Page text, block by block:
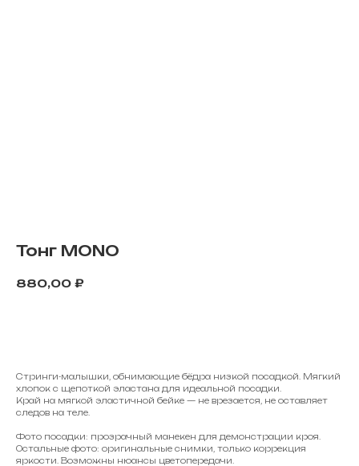
Тонг MONO
880,00 ₽
Стринги-малышки, обнимающие бёдра низкой посадкой. Мягкий
хлопок с щепоткой эластана для идеальной посадки.
Край на мягкой эластичной бейке — не врезается, не оставляет
следов на теле.
Фото посадки: прозрачный манекен для демонстрации кроя.
Остальные фото: оригинальные снимки, только коррекция
яркости. Возможны нюансы цветопередачи.